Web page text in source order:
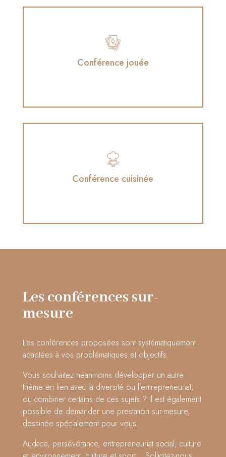
Conférence jouée
Conférence jouée
Conférence cuisinée
Conférence cuisinée
Les conférences sur-
mesure
Les conférences proposées sont systématiquement
adaptées à vos problématiques et objectifs.
Vous souhaitez néanmoins développer un autre
thème en lien avec la diversité ou l’entrepreneuriat,
ou combiner certains de ces sujets ? Il est également
possible de demander une prestation sur-mesure,
dessinée spécialement pour vous.
Audace, persévérance, entrepreneuriat social, culture